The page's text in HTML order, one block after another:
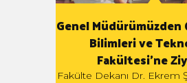
Genel Müdürümüzden
Bilimleri ve
Fakültesi'ne
Fakülte Dekanı Dr. Ekrem